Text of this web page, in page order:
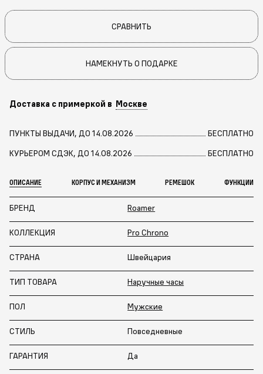
СРАВНИТЬ
НАМЕКНУТЬ О ПОДАРКЕ
Доставка с примеркой в Москве
ПУНКТЫ ВЫДАЧИ, ДО 14.08.2026
БЕСПЛАТНО
КУРЬЕРОМ СДЭК, ДО 14.08.2026
БЕСПЛАТНО
ОПИСАНИЕ КОРПУС И МЕХАНИЗМ РЕМЕШОК ФУНКЦИИ
БРЕНД Roamer
КОЛЛЕКЦИЯ Pro Chrono
СТРАНА Швейцария
ТИП ТОВАРА Наручные часы
ПОЛ Мужские
СТИЛЬ Повседневные
ГАРАНТИЯ Да